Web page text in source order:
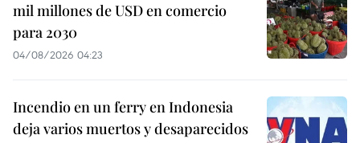
mil millones de USD en comercio
para 2030
04/08/2026 04:23
Incendio en un ferry en Indonesia
deja varios muertos y desaparecidos